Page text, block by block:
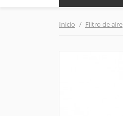
Inicio Filtro de aire